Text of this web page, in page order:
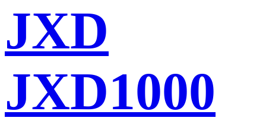
JXD
JXD1000